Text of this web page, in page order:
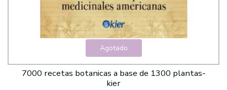
Agotado
7000 recetas botanicas a base de 1300 plantas-
kier